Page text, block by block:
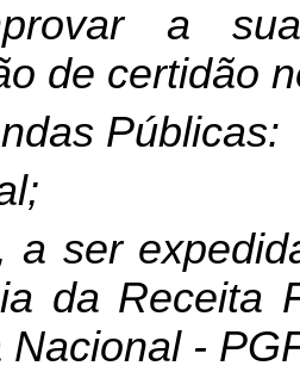
a
de certidão
Públicas:
a ser
da Receita
Nacional -